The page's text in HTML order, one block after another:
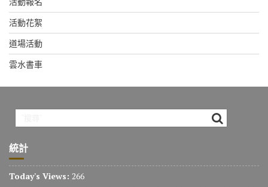
活動花絮
道場活動
雲水書車
統計
Today's Views: 266